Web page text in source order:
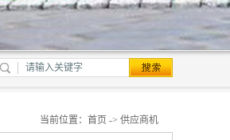
当前位置： 首页 -> 供应商机